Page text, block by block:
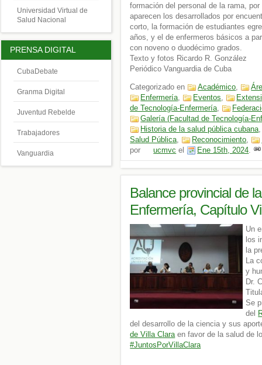
formación del personal de la rama,
aparecen los desarrollados por
corto, la formación de estudiantes
años, y el de enfermeros básicos a
con noveno o duodécimo grados.
Texto y fotos Ricardo R. González
Periódico Vanguardia de Cuba
Categorizado en Académico,
Enfermería, Eventos,
de Tecnología-Enfermería,
Galería (Facultad de Tecnología-
Historia de la salud pública cubana
Salud Pública, Reconocimiento,
por
ucmvc el Ene 15th, 2024.
Balance provincial de
Enfermería, Capítulo
Un
los
la
La
y
Dr.
Se
del
del desarrollo de la ciencia y sus
de Villa Claraen favor de la salud de
#JuntosPorVillaClara
Universidad Virtual de
Salud Nacional
PRENSA DIGITAL
CubaDebate
Granma Digital
Juventud Rebelde
Trabajadores
Vanguardia